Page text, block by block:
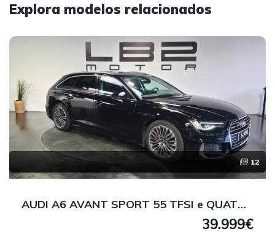
Explora modelos relacionados
12
AUDI A6 AVANT SPORT 55 TFSI e QUATTRO 367 CV
39.999€